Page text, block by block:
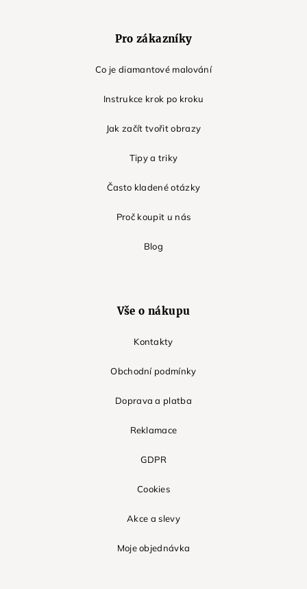
Pro zákazníky
Co je diamantové malování
Instrukce krok po kroku
Jak začít tvořit obrazy
Tipy a triky
Často kladené otázky
Proč koupit u nás
Blog
Vše o nákupu
Kontakty
Obchodní podmínky
Doprava a platba
Reklamace
GDPR
Cookies
Akce a slevy
Moje objednávka